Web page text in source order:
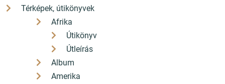
Térképek, útikönyvek
Afrika
Útikönyv
Útleírás
Album
Amerika